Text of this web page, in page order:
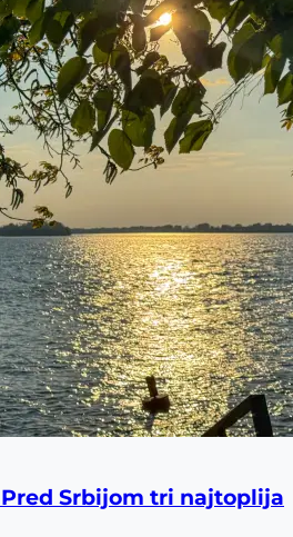
Pred Srbijom tri najtoplija